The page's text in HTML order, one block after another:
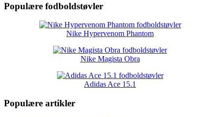
Populære fodboldstøvler
Nike Hypervenom Phantom
Nike Magista Obra
Adidas Ace 15.1
Populære artikler